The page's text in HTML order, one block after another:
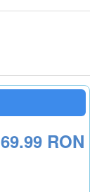
69.99 RON